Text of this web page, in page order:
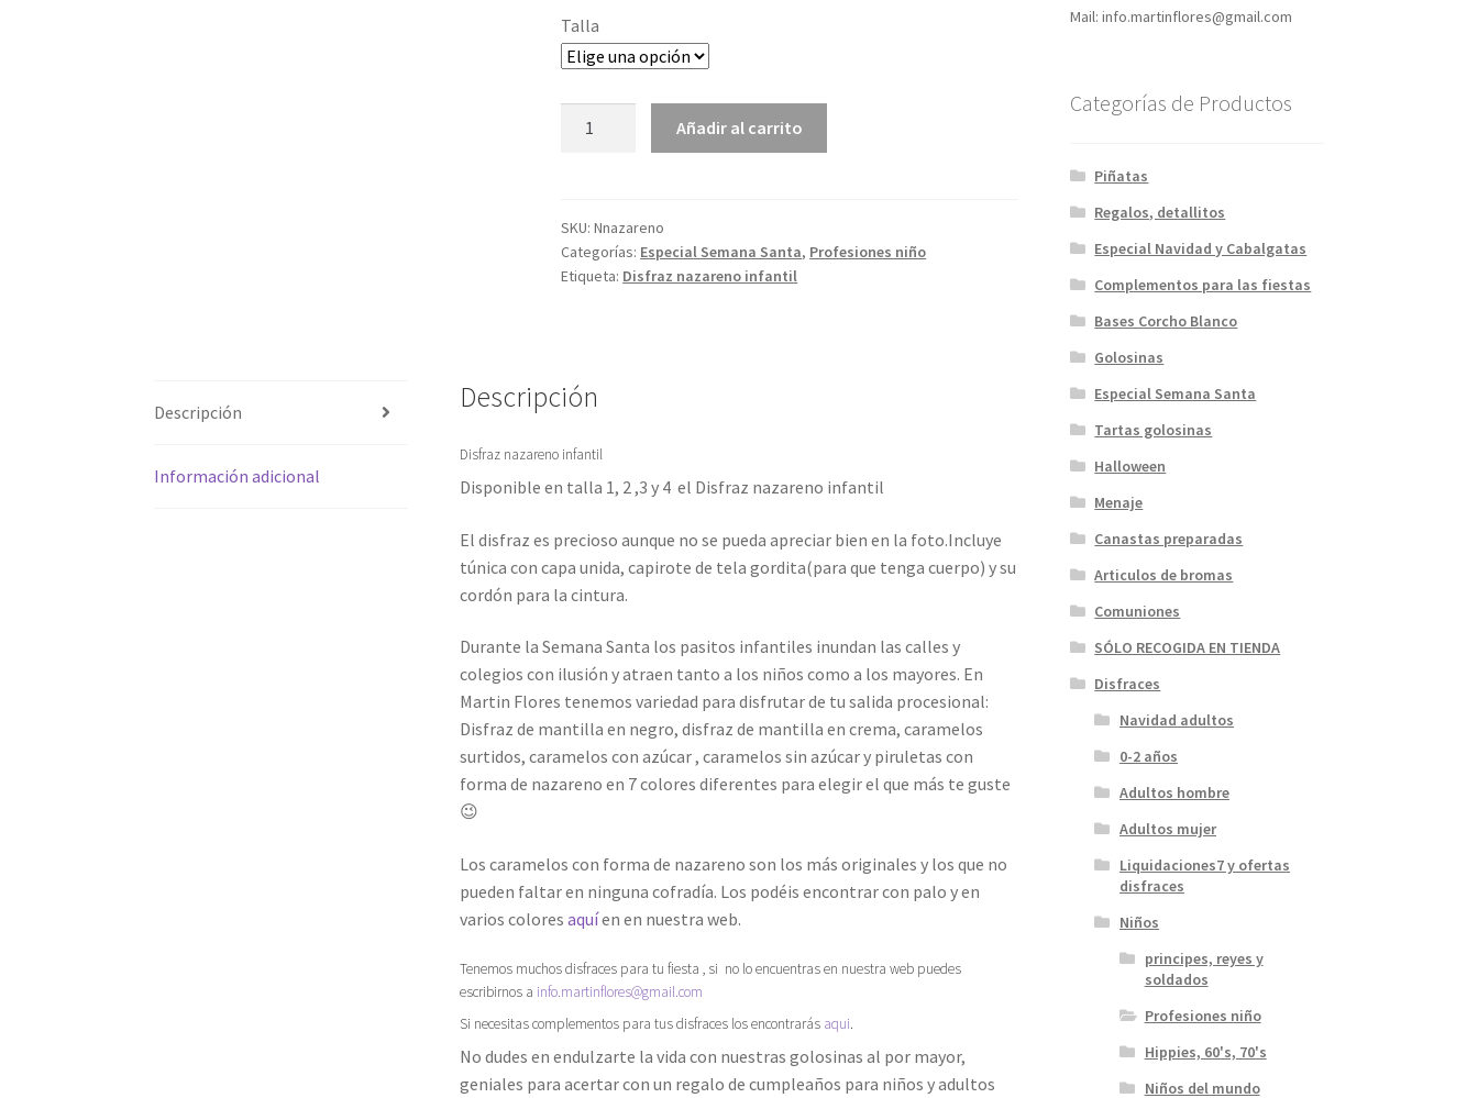
Talla
Añadir al carrito
SKU:Nnazareno
Categorías: Especial Semana Santa, Profesiones niño
Etiqueta: Disfraz nazareno infantil
Descripción
Información adicional
Descripción
Disfraz nazareno infantil
Disponible en talla 1, 2 ,3 y 4 el Disfraz nazareno infantil
El disfraz es precioso aunque no se pueda apreciar bien en la foto.Incluye
túnica con capa unida, capirote de tela gordita(para que tenga cuerpo) y su
cordón para la cintura.
Durante la Semana Santa los pasitos infantiles inundan las calles y
colegios con ilusión y atraen tanto a los niños como a los mayores. En
Martin Flores tenemos variedad para disfrutar de tu salida procesional:
Disfraz de mantilla en negro, disfraz de mantilla en crema, caramelos
surtidos, caramelos con azúcar , caramelos sin azúcar y piruletas con
forma de nazareno en 7 colores diferentes para elegir el que más te guste
😉
Los caramelos con forma de nazareno son los más originales y los que no
pueden faltar en ninguna cofradía. Los podéis encontrar con palo y en
varios colores aquíen en nuestra web.
Tenemos muchos disfraces para tu fiesta , si no lo encuentras en nuestra web puedes
escribirnos a info.martinflores@gmail.com
Si necesitas complementos para tus disfraces los encontrarás aqui.
No dudes en endulzarte la vida con nuestras golosinas al por mayor,
geniales para acertar con un regalo de cumpleaños para niños y adultos
Mail: info.martinflores@gmail.com
Categorías de Productos
Piñatas
Regalos, detallitos
Especial Navidad y Cabalgatas
Complementos para las fiestas
Bases Corcho Blanco
Golosinas
Especial Semana Santa
Tartas golosinas
Halloween
Menaje
Canastas preparadas
Articulos de bromas
Comuniones
SÓLO RECOGIDA EN TIENDA
Disfraces
Navidad adultos
0-2 años
Adultos hombre
Adultos mujer
Liquidaciones7 y ofertas
disfraces
Niños
principes, reyes y
soldados
Profesiones niño
Hippies, 60's, 70's
Niños del mundo